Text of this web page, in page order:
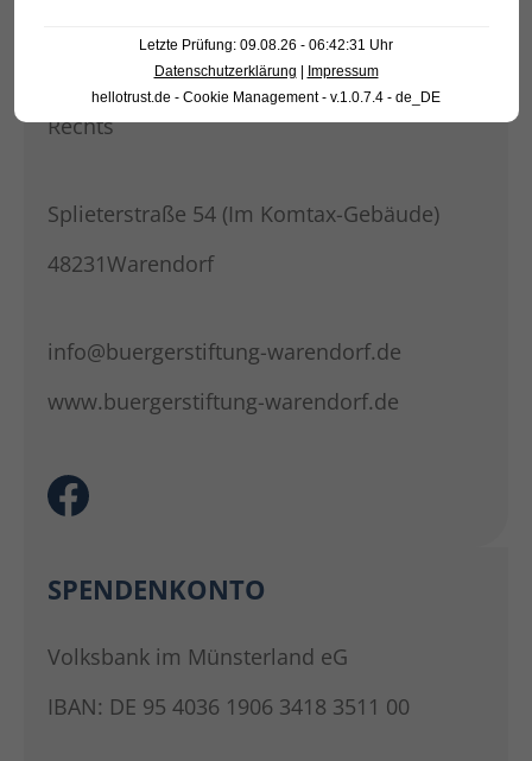
Bürgerstiftung Warendorf
Rechtsfähige Stiftung des bürgerlichen
Rechts
Splieterstraße 54 (Im Komtax-Gebäude)
48231Warendorf
info@buergerstiftung-warendorf.de
www.buergerstiftung-warendorf.de
SPENDENKONTO
Volksbank im Münsterland eG
IBAN: DE 95 4036 1906 3418 3511 00
Letzte Prüfung: 09.08.26 - 06:42:31 Uhr
Datenschutzerklärung
Impressum
hellotrust.de - Cookie Management - v.1.0.7.4 - de_DE